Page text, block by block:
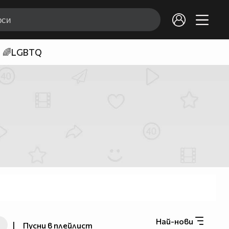
🌈LGBTQ
Най-нови
| Пусни в плейлист